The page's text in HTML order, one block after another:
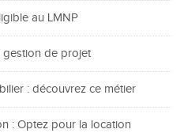
au LMNP
gestion de projet
: découvrez ce métier
: Optez pour la location